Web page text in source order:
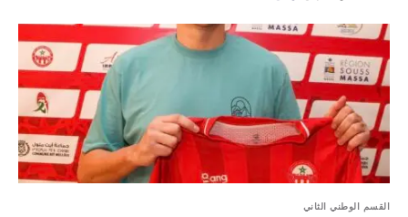
القسم الوطني الثاني